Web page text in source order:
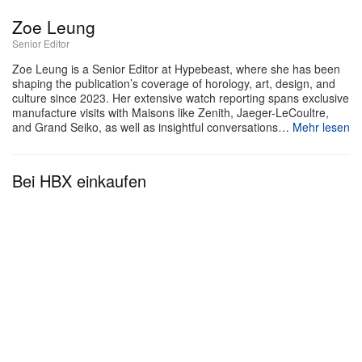
Zur Footwear kommt eine durchdachte
Bekleidungsrange, die die Farbwelt der Sneaker
aufgreift und mit Weiß, Schwarz, Violetttönen und
bildet. Zum Line‑up zählen unter anderem eine
Zoe Leung
Senior Editor
Zoe Leung is a Senior Editor at Hypebeast, where she has been
shaping the publication’s coverage of horology, art, design, and
culture since 2023. Her extensive watch reporting spans exclusive
manufacture visits with Maisons like Zenith, Jaeger-LeCoultre,
and Grand Seiko, as well as insightful conversations… Mehr lesen
Bei HBX einkaufen